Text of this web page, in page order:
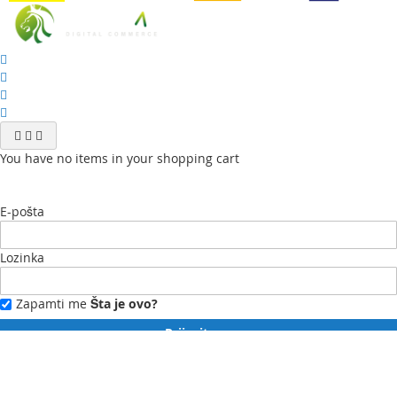
You have no items in your shopping cart
E-pošta
Lozinka
Zapamti me Šta je ovo?
Prijavite se